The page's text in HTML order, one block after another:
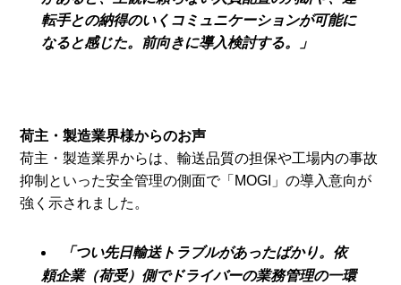
転手との納得のいくコミュニケーションが可能に
なると感じた。前向きに導入検討する。」
荷主・製造業界様からのお声
荷主・製造業界からは、輸送品質の担保や工場内の事故
抑制といった安全管理の側面で「MOGI」の導入意向が
強く示されました。
「つい先日輸送トラブルがあったばかり。依
頼企業（荷受）側でドライバーの業務管理の一環